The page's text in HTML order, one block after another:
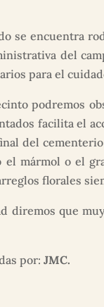
se encuentra
del
para el
podremos
facilita el
del
el mármol o el
florales
diremos que
por:JMC.